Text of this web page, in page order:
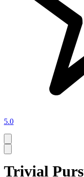
5.0
Trivial